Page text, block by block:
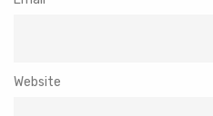
Website